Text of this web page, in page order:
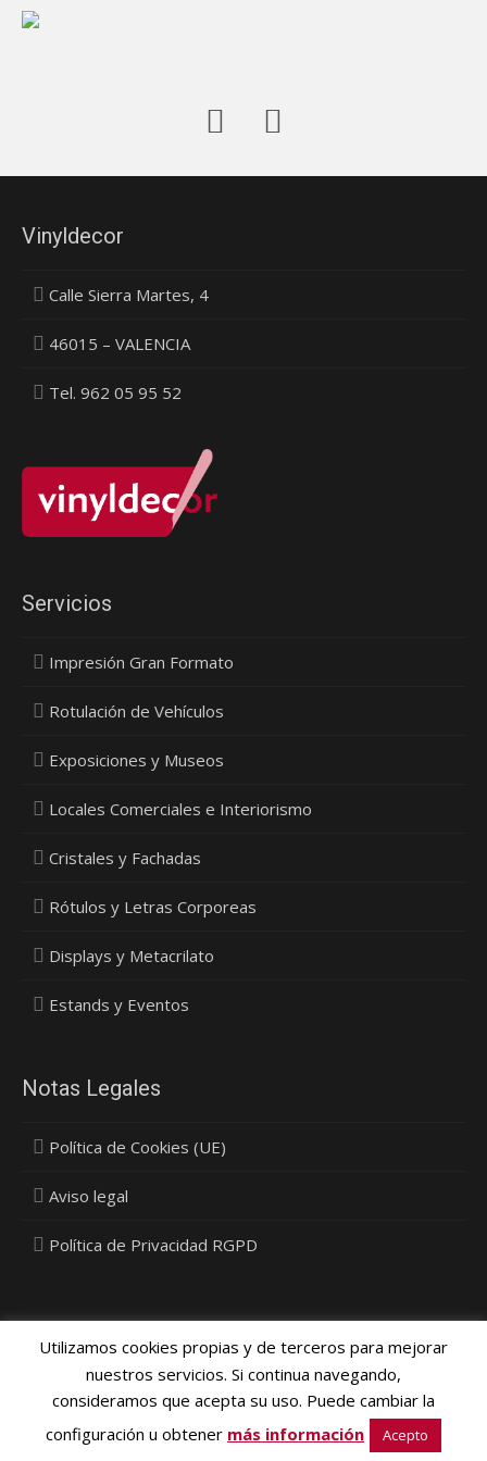
Vinyldecor
Calle Sierra Martes, 4
46015 – VALENCIA
Tel. 962 05 95 52
Servicios
Impresión Gran Formato
Rotulación de Vehículos
Exposiciones y Museos
Locales Comerciales e Interiorismo
Cristales y Fachadas
Rótulos y Letras Corporeas
Displays y Metacrilato
Estands y Eventos
Notas Legales
Política de Cookies (UE)
Aviso legal
Política de Privacidad RGPD
Política Privacidad, Cookies y Protección de Datos- © 2015
Vinyldecor SL - DiseñoMedia Next Ltd.
Utilizamos cookies propias y de terceros para mejorar
nuestros servicios. Si continua navegando,
consideramos que acepta su uso. Puede cambiar la
configuración u obtener más información Acepto